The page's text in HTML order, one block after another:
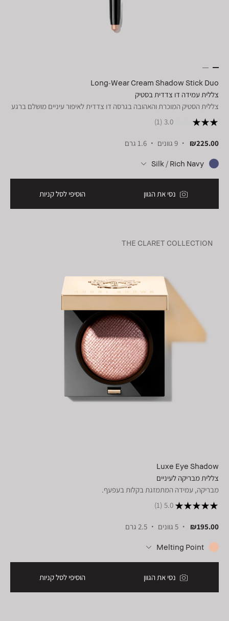
Long-Wear Cream Shadow Stick Duo
צללית עמידה דו צדדית בסטיק
צללית הסטיק המוכרת והאהובה בגרסה דו צדדית לאיפור עיניים מושלם ברגע
3.0
(1)
₪225.00 9 גוונים 1.6 גרם
Silk / Rich Navy
נסי את הגוון הוסיפי לסל קניות
THE CLARET COLLECTION
Luxe Eye Shadow
צללית מבריקה לעיניים
מבריקה, עמידה המתמזגת בקלות בעפעף.
5.0
(1)
₪195.00 5 גוונים 2.5 גרם
Melting Point
נסי את הגוון הוסיפי לסל קניות